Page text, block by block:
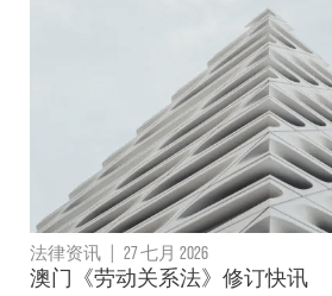
法律资讯 | 27 七月 2026
澳门《劳动关系法》修订快讯